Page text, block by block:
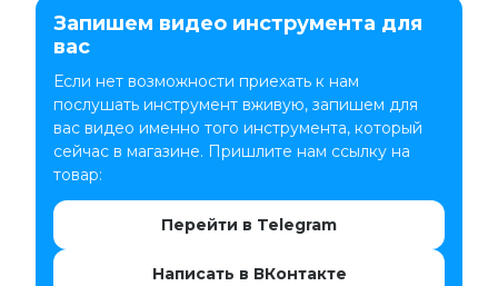
Запишем видео инструмента для
вас
Если нет возможности приехать к нам
послушать инструмент вживую, запишем для
вас видео именно того инструмента, который
сейчас в магазине. Пришлите нам ссылку на
товар:
Перейти в Telegram
Написать в ВКонтакте